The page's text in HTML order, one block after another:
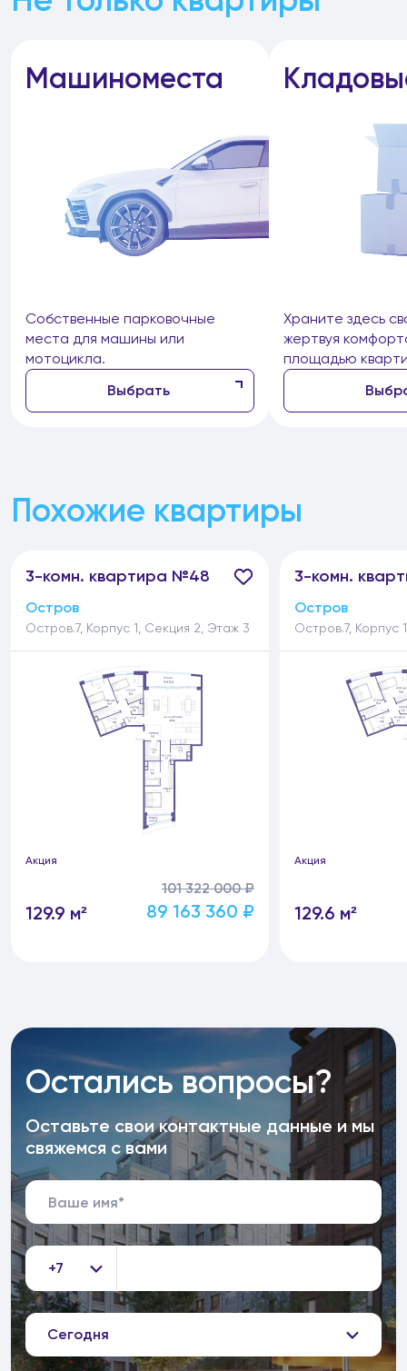
Машиноместа
Собственные парковочные
места для машины или
мотоцикла.
Выбрать
Храните здесь
жертвуя
площадью
Похожие квартиры
3-комн. квартира №48
Остров
Остров.7, Корпус 1, Секция 2, Этаж 3
Акция
129.9 м²
101 322 000 ₽
89 163 360 ₽
3-комн.
Остров
Остров.7, Корпус
Акция
129.6 м²
Остались вопросы?
Оставьте свои контактные данные и мы
свяжемся с вами
+7
Сегодня